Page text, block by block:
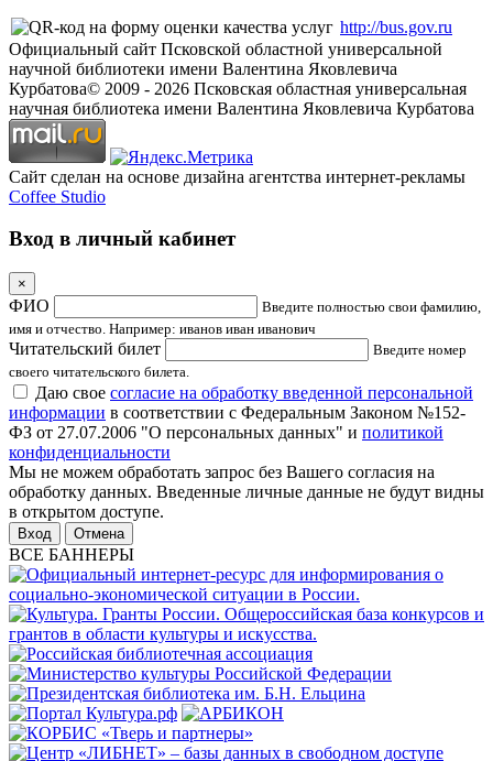
http://bus.gov.ru
Официальный сайт Псковской областной универсальной
научной библиотеки имени Валентина Яковлевича
Курбатова© 2009 - 2026 Псковская областная универсальная
научная библиотека имени Валентина Яковлевича Курбатова
Сайт сделан на основе дизайна агентства интернет-рекламы
Coffee Studio
Вход в личный кабинет
×
ФИО
Введите полностью свои фамилию,
имя и отчество. Например: иванов иван иванович
Читательский билет
Введите номер
своего читательского билета.
Даю свое согласие на обработку введенной персональной
информации в соответствии с Федеральным Законом №152-
ФЗ от 27.07.2006 "О персональных данных" и политикой
конфиденциальности
Мы не можем обработать запрос без Вашего согласия на
обработку данных. Введенные личные данные не будут видны
в открытом доступе.
Отмена
ВСЕ БАННЕРЫ